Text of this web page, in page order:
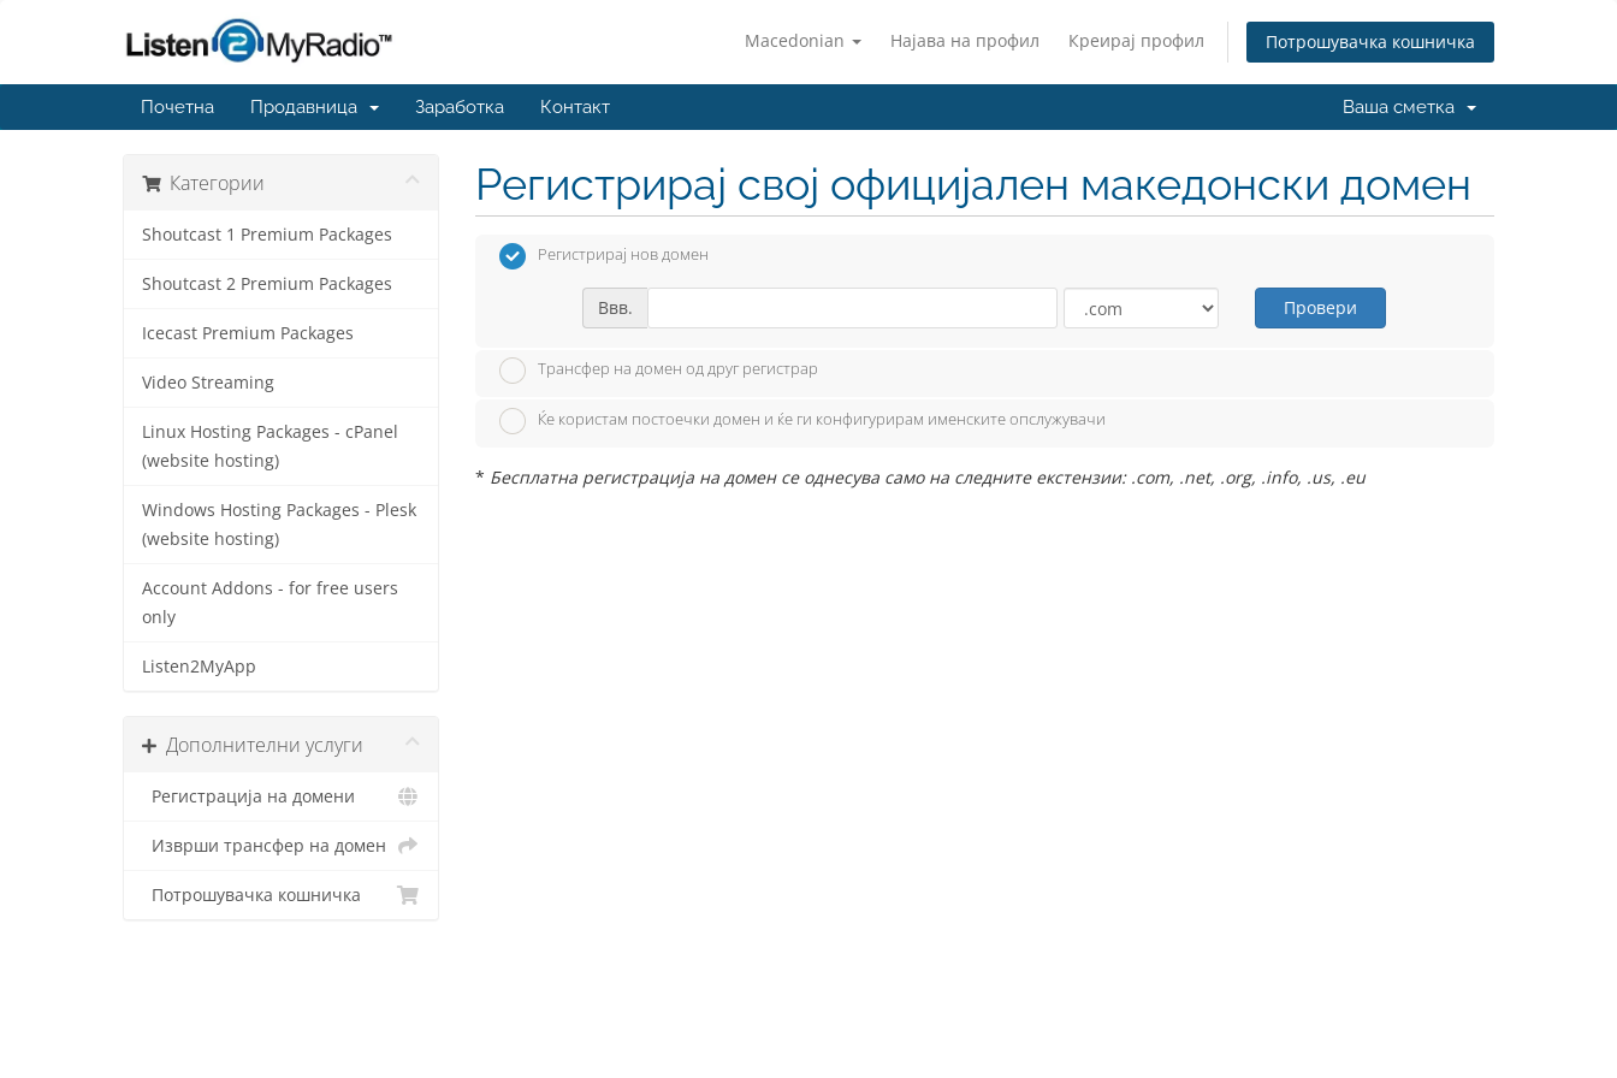
Macedonian Најава на профил Креирај профил Потрошувачка кошничка
Почетна Продавница Заработка Контакт Ваша сметка
Категории
Shoutcast 1 Premium Packages
Shoutcast 2 Premium Packages
Icecast Premium Packages
Video Streaming
Linux Hosting Packages - cPanel
(website hosting)
Windows Hosting Packages - Plesk
(website hosting)
Account Addons - for free users
only
Listen2MyApp
Дополнителни услуги
Регистрација на домени
Изврши трансфер на домен
Потрошувачка кошничка
Регистрирај свој официјален македонски домен
Регистрирај нов домен
Ввв. Провери
Трансфер на домен од друг регистрар
Ќе користам постоечки домен и ќе ги конфигурирам именските опслужувачи
* Бесплатна регистрација на домен се однесува само на следните екстензии: .com, .net, .org, .info, .us, .eu